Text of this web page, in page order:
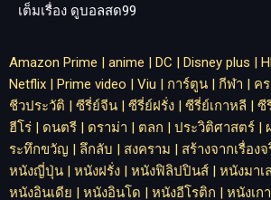
เต็มเรื่อง ดูบอลสด99
Amazon Prime | anime | DC | Disney plus |
Netflix | Prime video | Viu | การ์ตูน | กีฬา | ค
ชีวประวัติ | ซีรี่ย์จีน | ซีรี่ย์ฝรั่ง | ซีรี่ย์เกาหลี | ซี
ฮีโร่ | ดนตรี | ดราม่า | ตลก | ประวิติศาสตร์ |
ระทึกขวัญ | ลึกลับ | สงคราม | สร้างจากเรื่องจ
หนังญี่ปุ่น | หนังฝรั่ง | หนังฟิลิปปินส์ | หนังมาเ
หนังอินเดีย | หนังอินโด | หนังอีโรติก | หนังเก